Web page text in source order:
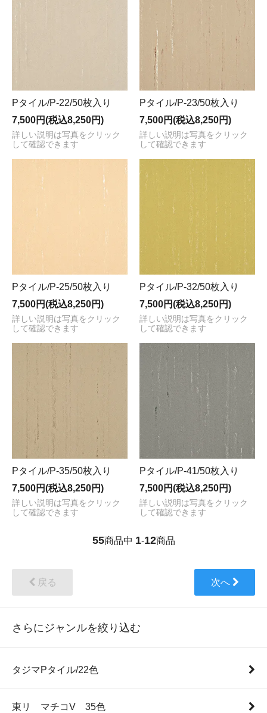
Pタイル/P-22/50枚入り
7,500円(税込8,250円)
詳しい説明は写真をクリック
して確認できます
Pタイル/P-23/50枚入り
7,500円(税込8,250円)
詳しい説明は写真をクリック
して確認できます
Pタイル/P-25/50枚入り
7,500円(税込8,250円)
詳しい説明は写真をクリック
して確認できます
Pタイル/P-32/50枚入り
7,500円(税込8,250円)
詳しい説明は写真をクリック
して確認できます
Pタイル/P-35/50枚入り
7,500円(税込8,250円)
詳しい説明は写真をクリック
して確認できます
Pタイル/P-41/50枚入り
7,500円(税込8,250円)
詳しい説明は写真をクリック
して確認できます
55商品中 1-12商品
戻る 次へ
さらにジャンルを絞り込む
タジマPタイル/22色
東リ マチコV 35色